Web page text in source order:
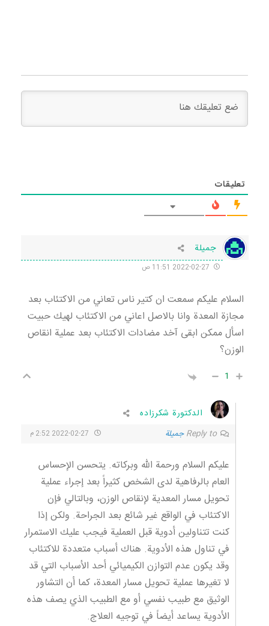
تعليقات
جميلة
السلام عليكم سمعت ان كتير ناس تعاني من الاكتئاب بعد
مجازة المعدة وانا بالاصل اعاني من الاكتئاب لهيك حبيت
اسأل ممكن ابقى آخد مضادات الاكتئاب بعد عملية انقاص
الوزن؟
1
الدكتورة شكرزاده
Reply to جميلة
عليكم السلام ورحمة الله وبركاته. يتحسن الإحساس
العام بالرفاهية لدى الشخص كثيراً بعد إجراء عملية
تحويل مسار المعدية لإنقاص الوزن، وبالتالي فإن
الاكتئاب في الواقع غير شائع بعد الجراحة. ولكن إذا
كنت تتناولين أدوية قبل العملية فيجب عليك الاستمرار
في تناول هذه الأدوية. هناك أسباب متعددة للاكتئاب
وقد يكون عدم التوازن الكيميائي أحد الأسباب التي قد
لا تغيرها عملية تحويل مسار المعدة، كما أن التشاور
الوثيق مع طبيب نفسي أو مع الطبيب الذي يصف هذه
الأدوية يساعد أيضاً في توجيه العلاج.